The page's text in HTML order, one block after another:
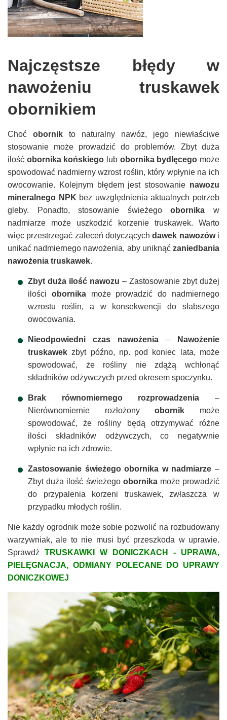
Najczęstsze błędy w
nawożeniu truskawek
obornikiem
Choć obornik to naturalny nawóz, jego niewłaściwe
stosowanie może prowadzić do problemów. Zbyt duża
ilość obornika końskiego lub obornika bydlęcego może
spowodować nadmierny wzrost roślin, który wpłynie na ich
owocowanie. Kolejnym błędem jest stosowanie nawozu
mineralnego NPK bez uwzględnienia aktualnych potrzeb
gleby. Ponadto, stosowanie świeżegoobornika w
nadmiarze może uszkodzić korzenie truskawek. Warto
więc przestrzegać zaleceń dotyczącychdawek nawozówi
unikać nadmiernego nawożenia, aby uniknąć zaniedbania
nawożenia truskawek.
Zbyt duża ilość nawozu – Zastosowanie zbyt dużej
ilości obornikamoże prowadzić do nadmiernego
wzrostu roślin, a w konsekwencji do słabszego
owocowania.
Nieodpowiedni czas nawożenia –
Nawożenie
truskawek zbyt późno, np. pod koniec lata, może
spowodować, że rośliny nie zdążą wchłonąć
składników odżywczych przed okresem spoczynku.
Brak równomiernego rozprowadzenia –
Nierównomiernie rozłożonyobornik może
spowodować, że rośliny będą otrzymywać różne
ilości składników odżywczych, co negatywnie
wpłynie na ich zdrowie.
Zastosowanie świeżego obornika w nadmiarze –
Zbyt duża ilość świeżego obornikamoże prowadzić
do przypalenia korzeni truskawek, zwłaszcza w
przypadku młodych roślin.
Nie każdy ogrodnik może sobie pozwolić na rozbudowany
warzywniak, ale to nie musi być przeszkoda w uprawie.
Sprawdź TRUSKAWKI W DONICZKACH - UPRAWA,
PIELĘGNACJA, ODMIANY POLECANE DO UPRAWY
DONICZKOWEJ